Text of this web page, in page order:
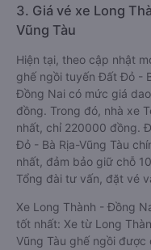
3. Giá vé xe Long
Vũng Tàu
Hiện tại, theo cập nhật
ghế ngồi tuyến Đất Đỏ -
Đồng Nai có mức giá
đồng. Trong đó, nhà xe
nhất, chỉ 220000 đồng.
Đỏ - Bà Rịa-Vũng Tàu
nhất, đảm bảo giữ chỗ
Tổng đài tư vấn, đặt vé
Xe Long Thành - Đồng
tốt nhất: Xe từ Long
Vũng Tàu ghế ngồi